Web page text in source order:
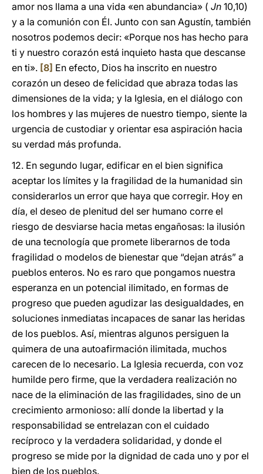
amor nos llama a una vida «en abundancia» ( Jn 10,10)
y a la comunión con Él. Junto con san Agustín, también
nosotros podemos decir: «Porque nos has hecho para
ti y nuestro corazón está inquieto hasta que descanse
en ti». [8] En efecto, Dios ha inscrito en nuestro
corazón un deseo de felicidad que abraza todas las
dimensiones de la vida; y la Iglesia, en el diálogo con
los hombres y las mujeres de nuestro tiempo, siente la
urgencia de custodiar y orientar esa aspiración hacia
su verdad más profunda.
12. En segundo lugar, edificar en el bien significa
aceptar los límites y la fragilidad de la humanidad sin
considerarlos un error que haya que corregir. Hoy en
día, el deseo de plenitud del ser humano corre el
riesgo de desviarse hacia metas engañosas: la ilusión
de una tecnología que promete liberarnos de toda
fragilidad o modelos de bienestar que “dejan atrás” a
pueblos enteros. No es raro que pongamos nuestra
esperanza en un potencial ilimitado, en formas de
progreso que pueden agudizar las desigualdades, en
soluciones inmediatas incapaces de sanar las heridas
de los pueblos. Así, mientras algunos persiguen la
quimera de una autoafirmación ilimitada, muchos
carecen de lo necesario. La Iglesia recuerda, con voz
humilde pero firme, que la verdadera realización no
nace de la eliminación de las fragilidades, sino de un
crecimiento armonioso: allí donde la libertad y la
responsabilidad se entrelazan con el cuidado
recíproco y la verdadera solidaridad, y donde el
progreso se mide por la dignidad de cada uno y por el
bien de los pueblos.